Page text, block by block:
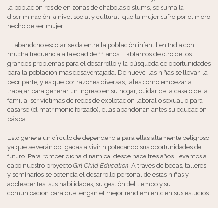
la población reside en zonas de chabolas o slums, se suma la
discriminación, a nivel social y cultural, que la mujer sufre por el mero
hecho de ser mujer.
El abandono escolar se da entre la población infantil en India con
mucha frecuencia a la edad de 11 años. Hablamos de otro de los
grandes problemas para el desarrollo y la búsqueda de oportunidades
para la población más desaventajada. De nuevo, las niñas se llevan la
peor parte, y es que por razones diversas, tales como empezar a
trabajar para generar un ingreso en su hogar, cuidar de la casa o de la
familia, ser víctimas de redes de explotación laboral o sexual, o para
casarse (el matrimonio forzado), ellas abandonan antes su educación
básica.
Esto genera un círculo de dependencia para ellas altamente peligroso,
ya que se verán obligadas a vivir hipotecando sus oportunidades de
futuro. Para romper dicha dinámica, desde hace tres años llevamos a
cabo nuestro proyecto Girl Child Education. A través de becas, talleres
y seminarios se potencia el desarrollo personal de estas niñas y
adolescentes, sus habilidades, su gestión del tiempo y su
comunicación para que tengan el mejor rendiemiento en sus estudios.